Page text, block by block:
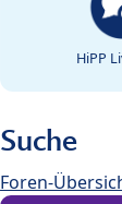
HiPP
Suche
Foren-